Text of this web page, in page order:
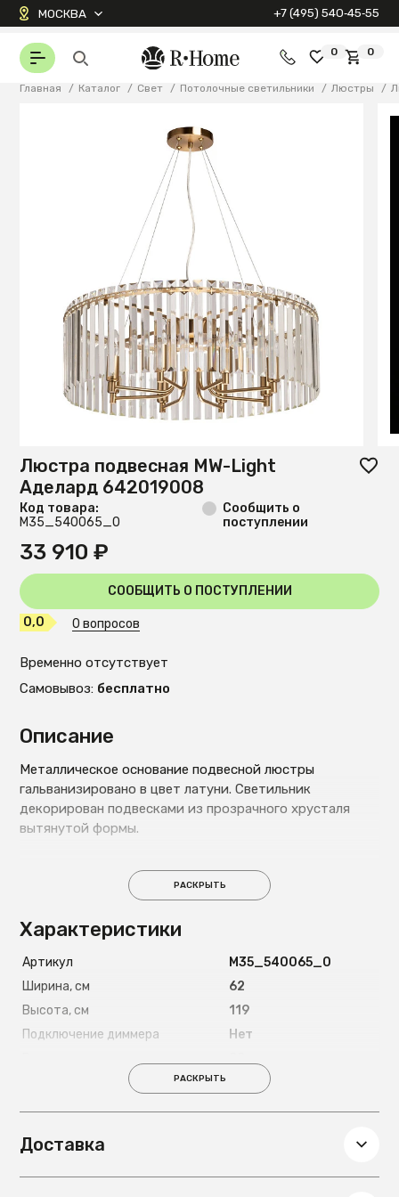
МОСКВА +7 (495) 540‑45‑55
0 0
Главная / Каталог / Свет / Потолочные светильники / Люстры /
Описание
Металлическое основание подвесной люстры
гальванизировано в цвет латуни. Светильник
декорирован подвесками из прозрачного хрусталя
вытянутой формы.
РАСКРЫТЬ
Характеристики
Артикул
М35_540065_0
Ширина, см
62
Высота, см
119
Подключение диммера
Нет
Комплектация лампочками
Тип крепления
Глубина, см
62
РАСКРЫТЬ
Доставка
Люстра подвесная MW-Light
Аделард 642019008
Код товара:
М35_540065_0
Сообщить о
поступлении
33 910 ₽
СООБЩИТЬ О ПОСТУПЛЕНИИ
0,0 0 вопросов
Временно отсутствует
Самовывоз: бесплатно